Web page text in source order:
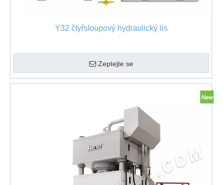
Y32 čtyřsloupový hydraulický lis
Zeptejte se